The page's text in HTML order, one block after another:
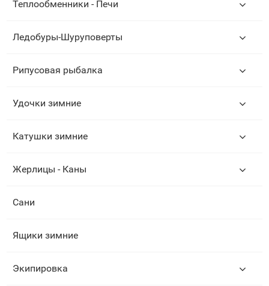
Теплообменники - Печи
Ледобуры-Шуруповерты
Рипусовая рыбалка
Удочки зимние
Катушки зимние
Жерлицы - Каны
Сани
Ящики зимние
Экипировка